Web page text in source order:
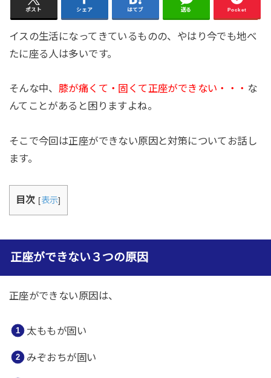
ポスト シェア はてブ 送る Pocket
イスの生活になってきているものの、やはり今でも地べ
たに座る人は多いです。
そんな中、 膝が痛くて・固くて正座ができない・・・ な
んてことがあると困りますよね。
そこで今回は正座ができない原因と対策についてお話し
ます。
目次 [表示]
正座ができない３つの原因
正座ができない原因は、
太ももが固い
みぞおちが固い